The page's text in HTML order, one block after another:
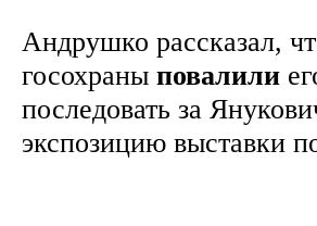
Андрушко рассказал,
госохраны повалили
последовать за
экспозицию выставки